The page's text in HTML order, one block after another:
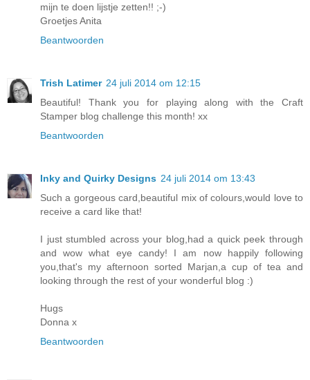
mijn te doen lijstje zetten!! ;-)
Groetjes Anita
Beantwoorden
Trish Latimer 24 juli 2014 om 12:15
Beautiful! Thank you for playing along with the Craft
Stamper blog challenge this month! xx
Beantwoorden
Inky and Quirky Designs 24 juli 2014 om 13:43
Such a gorgeous card,beautiful mix of colours,would love to
receive a card like that!
I just stumbled across your blog,had a quick peek through
and wow what eye candy! I am now happily following
you,that's my afternoon sorted Marjan,a cup of tea and
looking through the rest of your wonderful blog :)
Hugs
Donna x
Beantwoorden